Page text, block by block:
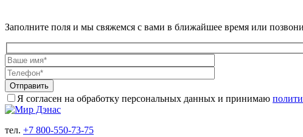
Заполните поля и мы свяжемся с вами в ближайшее время или
Отправить
Я согласен на обработку персональных данных и принимаю
тел. +7 800-550-73-75